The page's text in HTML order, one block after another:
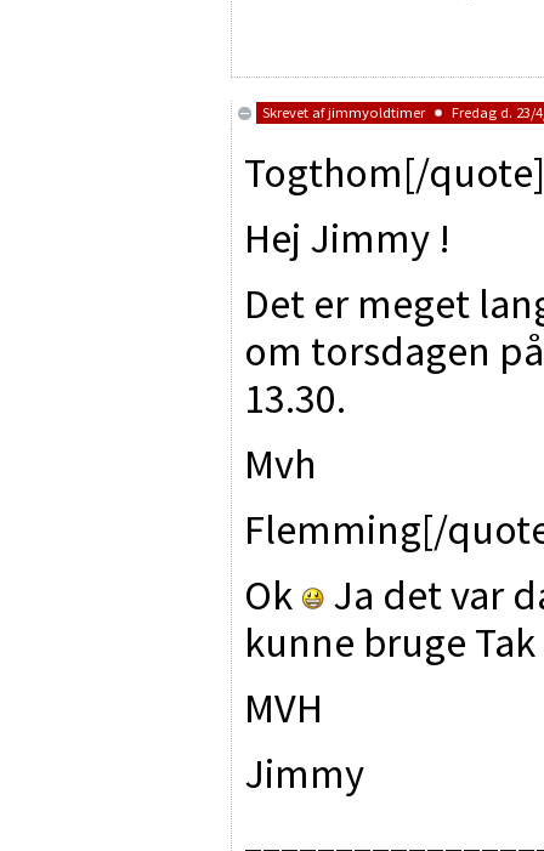
Skrevet afjimmyoldtimer Fredag d. 23/
Togthom[/quote]
Hej Jimmy !
Det er meget
om torsdagen
13.30.
Mvh
Flemming[/
Ok
Ja det var
kunne bruge
MVH
Jimmy